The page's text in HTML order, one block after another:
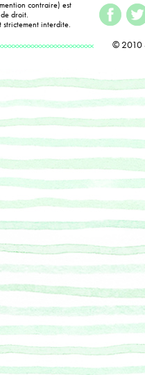
contraire) est
droit.
strictement interdite.
© 2010